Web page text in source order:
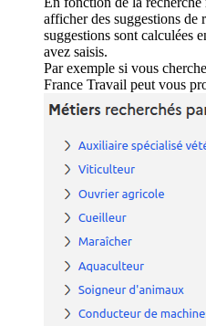
afficher des suggestions de
suggestions sont calculées
avez saisis.
Par exemple si vous
France Travail peut vous